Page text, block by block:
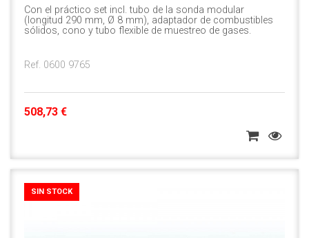
Con el práctico set incl. tubo de la sonda modular
(longitud 290 mm, Ø 8 mm), adaptador de combustibles
sólidos, cono y tubo flexible de muestreo de gases.
Ref. 0600 9765
508,73 €
SIN STOCK